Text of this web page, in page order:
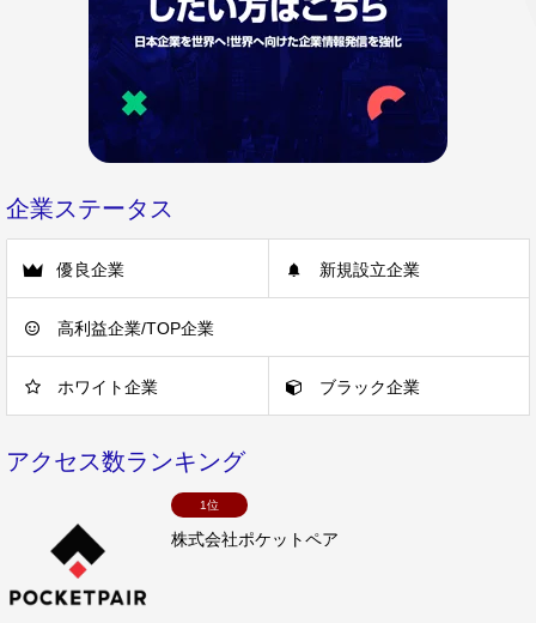
企業ステータス
優良企業 新規設立企業
高利益企業/TOP企業
ホワイト企業 ブラック企業
アクセス数ランキング
1位
株式会社ポケットペア